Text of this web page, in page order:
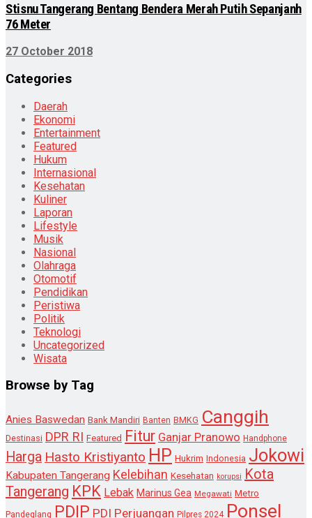
Stisnu Tangerang Bentang Bendera Merah Putih Sepanjanh
76 Meter
27 October 2018
Categories
Daerah
Ekonomi
Entertainment
Featured
Hukum
Internasional
Kesehatan
Kuliner
Laporan
Lifestyle
Musik
Nasional
Olahraga
Otomotif
Pendidikan
Peristiwa
Politik
Teknologi
Uncategorized
Wisata
Browse by Tag
Anies Baswedan Bank Mandiri Banten BMKG Canggih
Destinasi DPR RI Featured Fitur Ganjar Pranowo Handphone
Harga Hasto Kristiyanto HP Hukrim Indonesia Jokowi
Kabupaten Tangerang Kelebihan Kesehatan korupsi Kota
Tangerang KPK Lebak Marinus Gea Megawati Metro
Pandeglang PDIP PDI Perjuangan Pilpres 2024 Ponsel